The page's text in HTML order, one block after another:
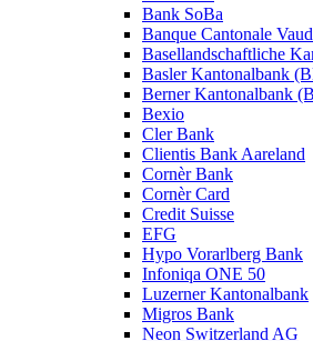
Bank SoBa
Banque Cantonale
Basellandschaftliche
Basler Kantonalbank
Berner Kantonalbank
Bexio
Cler Bank
Clientis Bank Aareland
Cornèr Bank
Cornèr Card
Credit Suisse
EFG
Hypo Vorarlberg Bank
Infoniqa ONE 50
Luzerner Kantonalbank
Migros Bank
Neon Switzerland AG